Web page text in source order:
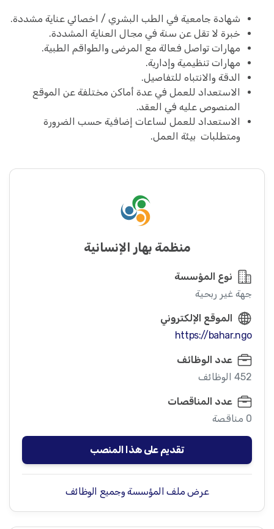
شهادة جامعية في الطب البشري / اخصائي عناية مشددة.
خبرة لا تقل عن سنة في مجال العناية المشددة.
مهارات تواصل فعالة مع المرضى والطواقم الطبية.
مهارات تنظيمية وإدارية.
الدقة والانتباه للتفاصيل.
الاستعداد للعمل في عدة أماكن مختلفة عن الموقع
المنصوص عليه في العقد.
الاستعداد للعمل لساعات إضافية حسب الضرورة
ومتطلبات بيئة العمل.
منظمة بهار الإنسانية
نوع المؤسسة
جهة غير ربحية
الموقع الإلكتروني
https://bahar.ngo
عدد الوظائف
452 الوظائف
عدد المناقصات
0 مناقصة
تقديم على هذا المنصب
عرض ملف المؤسسة وجميع الوظائف